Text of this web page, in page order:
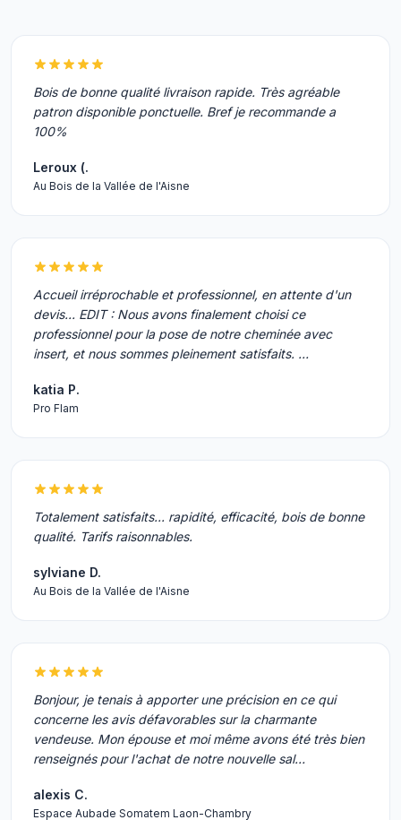
Bois de bonne qualité livraison rapide. Très agréable
patron disponible ponctuelle. Bref je recommande a
100%
Leroux (.
Au Bois de la Vallée de l'Aisne
Accueil irréprochable et professionnel, en attente d'un
devis... EDIT : Nous avons finalement choisi ce
professionnel pour la pose de notre cheminée avec
insert, et nous sommes pleinement satisfaits. …
katia P.
Pro Flam
Totalement satisfaits... rapidité, efficacité, bois de bonne
qualité. Tarifs raisonnables.
sylviane D.
Au Bois de la Vallée de l'Aisne
Bonjour, je tenais à apporter une précision en ce qui
concerne les avis défavorables sur la charmante
vendeuse. Mon épouse et moi même avons été très bien
renseignés pour l'achat de notre nouvelle sal…
alexis C.
Espace Aubade Somatem Laon-Chambry